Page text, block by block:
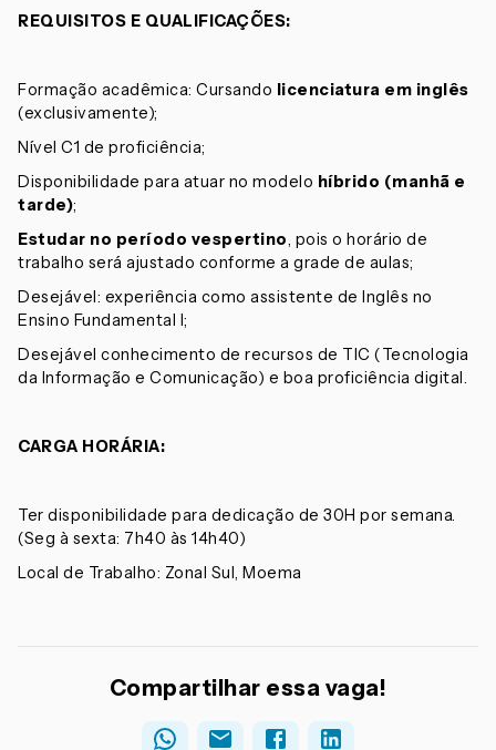
REQUISITOS E QUALIFICAÇÕES:
Formação acadêmica: Cursando licenciatura em inglês
(exclusivamente);
Nível C1 de proficiência;
Disponibilidade para atuar no modelo híbrido (manhã e
tarde);
Estudar no período vespertino, pois o horário de
trabalho será ajustado conforme a grade de aulas;
Desejável: experiência como assistente de Inglês no
Ensino Fundamental I;
Desejável conhecimento de recursos de TIC (Tecnologia
da Informação e Comunicação) e boa proficiência digital.
CARGA HORÁRIA:
Ter disponibilidade para dedicação de 30H por semana.
(Seg à sexta: 7h40 às 14h40)
Local de Trabalho: Zonal Sul, Moema
Compartilhar essa vaga!